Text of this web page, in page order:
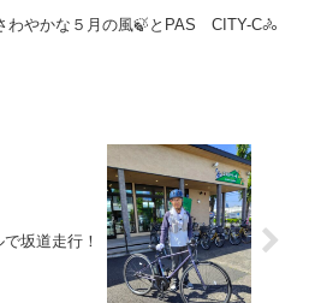
わやかな５月の風🍃とPAS CITY-C🚴
坂道走行！